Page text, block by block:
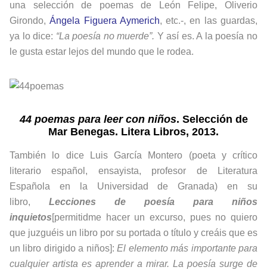
una selección de poemas de León Felipe, Oliverio
Girondo,Ángela Figuera Aymerich, etc.-, en las guardas,
ya lo dice: “La poesía no muerde”. Y así es. A la poesía no
le gusta estar lejos del mundo que le rodea.
44 poemas para leer con niños. Selección de
Mar Benegas. Litera Libros, 2013.
También lo dice Luis García Montero (poeta y crítico
literario español, ensayista, profesor de Literatura
Española en la Universidad de Granada) en su
libro, Lecciones de poesía para niños
inquietos[permitidme hacer un excurso, pues no quiero
que juzguéis un libro por su portada o título y creáis que es
un libro dirigido a niños]:El elemento más importante para
cualquier artista es aprender a mirar. La poesía surge de